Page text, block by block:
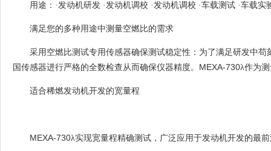
用途：·发动机研发 ·发动机调校 ·发动机调校 ·车载测试 ·车载实
满足您的多种用途中测量空燃比的需求
采用空燃比测试专用传感器确保测试稳定性：为了满足研发中
国传感器进行严格的全数检查从而确保仪器精度。 MEXA-730λ作为
适合稀燃发动机开发的宽量程
MEXA-730λ实现宽量程精确测试，广泛应用于发动机开发的最